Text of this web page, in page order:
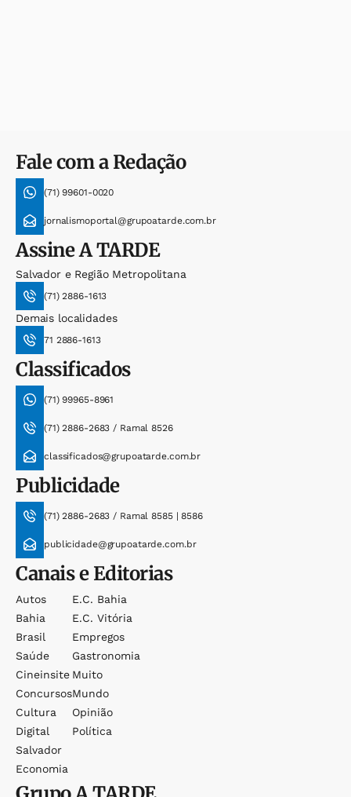
Fale com a Redação
(71) 99601-0020
jornalismoportal@grupoatarde.com.br
AssineA TARDE
Salvador e Região Metropolitana
(71) 2886-1613
Demais localidades
71 2886-1613
Classificados
(71) 99965-8961
(71) 2886-2683 / Ramal 8526
classificados@grupoatarde.com.br
Publicidade
(71) 2886-2683 / Ramal 8585 | 8586
publicidade@grupoatarde.com.br
Canais e Editorias
Autos
Bahia
Brasil
Saúde
Cineinsite
Concursos
Cultura
Digital
Salvador
Economia
E.c. Bahia
E.c. Vitória
Empregos
Gastronomia
Muito
Mundo
Opinião
Política